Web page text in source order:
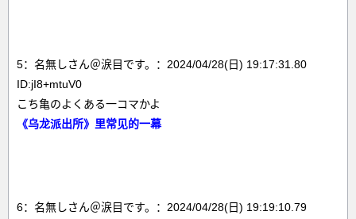
5：名無しさん＠涙目です。：2024/04/28(日) 19:17:31.80
ID:jI8+mtuV0
こち亀のよくある一コマかよ
《乌龙派出所》里常见的一幕
6：名無しさん＠涙目です。：2024/04/28(日) 19:19:10.79